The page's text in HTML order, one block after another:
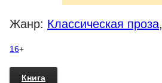
Жанр: Классическая проза,
16+
Книга